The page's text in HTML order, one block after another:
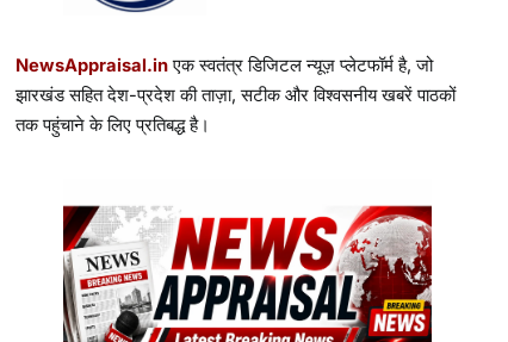
NewsAppraisal.inएक स्वतंत्र डिजिटल न्यूज़ प्लेटफॉर्म है, जो
झारखंड सहित देश-प्रदेश की ताज़ा, सटीक और विश्वसनीय खबरें पाठकों
तक पहुंचाने के लिए प्रतिबद्ध है।